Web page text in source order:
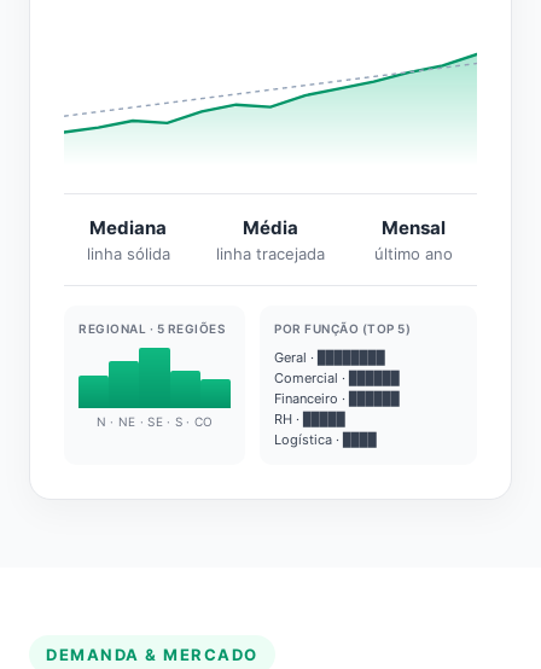
Mediana
linha sólida
Média
linha tracejada
Mensal
último ano
REGIONAL · 5 REGIÕES
N · NE · SE · S · CO
POR FUNÇÃO (TOP 5)
Geral · ████████
Comercial · ██████
Financeiro · ██████
RH · █████
Logística · ████
DEMANDA & MERCADO